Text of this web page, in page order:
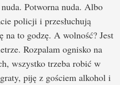
Potworna nuda. Albo
policji i przesłuchują
na to godzę. A wolność? Jest
Rozpalam ognisko na
wszystko trzeba robić w
piję z gościem alkohol i